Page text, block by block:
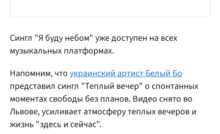
Сингл "Я буду небом" уже доступен на всех
музыкальных платформах.
Напомним, что украинский артист Белый Бо
представил сингл "Теплый вечер" о спонтанных
моментах свободы без планов. Видео снято во
Львове, усиливает атмосферу теплых вечеров и
жизнь "здесь и сейчас".